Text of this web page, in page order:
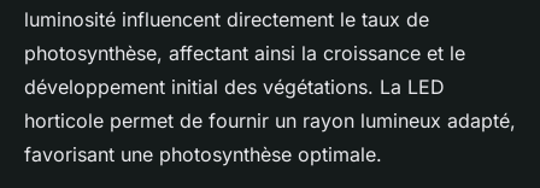
luminosité influencent directement le taux de
photosynthèse, affectant ainsi la croissance et le
développement initial des végétations. La LED
horticole permet de fournir un rayon lumineux adapté,
favorisant une photosynthèse optimale.